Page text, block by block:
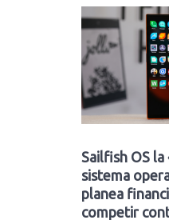
Sailfish OS la
sistema
planea
competir